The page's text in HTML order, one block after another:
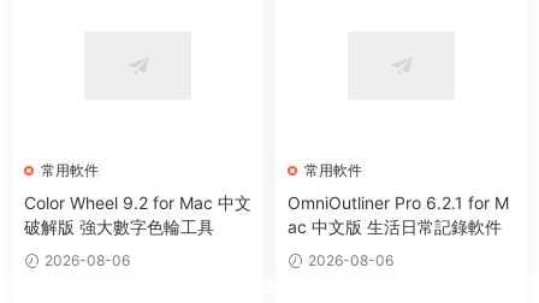
常用軟件
Color Wheel 9.2 for Mac 中文
破解版 強大數字色輪工具
2026-08-06
常用軟件
OmniOutliner Pro 6.2.1 for M
ac 中文版 生活日常記錄軟件
2026-08-06